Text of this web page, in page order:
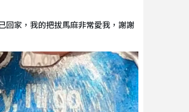
家，我的把拔馬麻非常愛我，謝謝